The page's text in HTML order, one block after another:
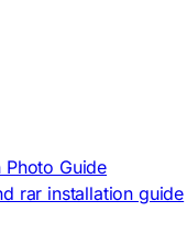
Photo Guide
rar installation guide